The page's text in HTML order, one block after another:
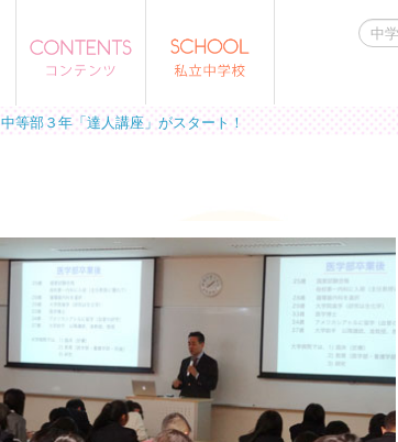
中等部３年「達人講座」がスタート！